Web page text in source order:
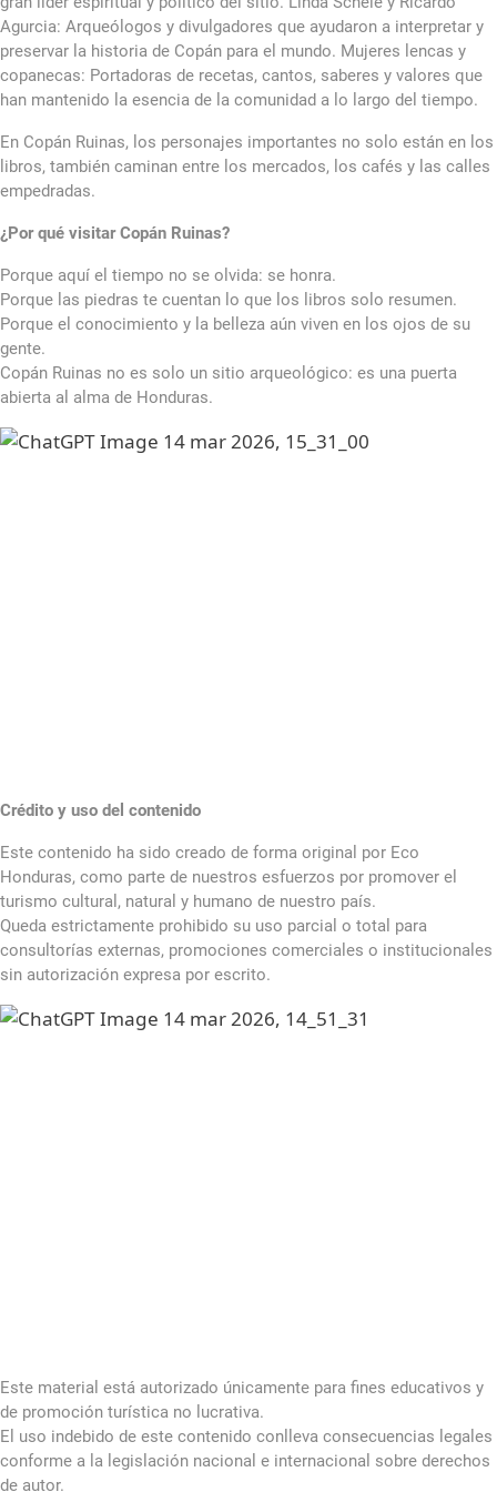
Agurcia: Arqueólogos y divulgadores que ayudaron a interpretar y
preservar la historia de Copán para el mundo. Mujeres lencas y
copanecas: Portadoras de recetas, cantos, saberes y valores que
han mantenido la esencia de la comunidad a lo largo del tiempo.
En Copán Ruinas, los personajes importantes no solo están en los
libros, también caminan entre los mercados, los cafés y las calles
empedradas.
¿Por qué visitar Copán Ruinas?
Porque aquí el tiempo no se olvida: se honra.
Porque las piedras te cuentan lo que los libros solo resumen.
Porque el conocimiento y la belleza aún viven en los ojos de su
gente.
Copán Ruinas no es solo un sitio arqueológico: es una puerta
abierta al alma de Honduras.
Crédito y uso del contenido
Este contenido ha sido creado de forma original por Eco
Honduras, como parte de nuestros esfuerzos por promover el
turismo cultural, natural y humano de nuestro país.
Queda estrictamente prohibido su uso parcial o total para
consultorías externas, promociones comerciales o institucionales
sin autorización expresa por escrito.
Este material está autorizado únicamente para fines educativos y
de promoción turística no lucrativa.
El uso indebido de este contenido conlleva consecuencias legales
conforme a la legislación nacional e internacional sobre derechos
de autor.